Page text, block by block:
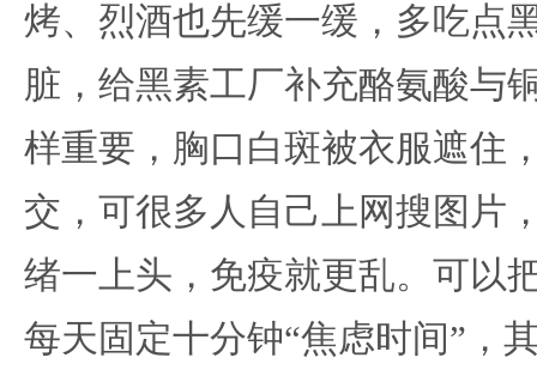
烤、烈酒也先缓一缓，多吃点
脏，给黑素工厂补充酪氨酸与
样重要，胸口白斑被衣服遮住
交，可很多人自己上网搜图片
绪一上头，免疫就更乱。可以
每天固定十分钟“焦虑时间”，